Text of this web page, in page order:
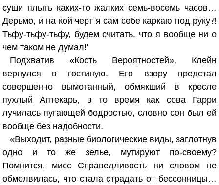
суши плыть каких-то жалких семь-восемь часов…
Дерьмо, и на кой черт я сам себе каркаю под руку⁈
Тьфу-тьфу-тьфу, будем считать, что я вообще ни о
чем таком не думал!'
Подхватив «Кость Вероятностей», Клейн
вернулся в гостиную. Его взору предстал
совершенно вымотанный, обмякший в кресле
пухлый Аптекарь, в то время как сова Гарри
лучилась пугающей бодростью, словно сон был ей
вообще без надобности.
«Выходит, разные биологические виды, заглотнув
одно и то же зелье, мутируют по-своему?
Помнится, мисс Справедливость ни словом не
обмолвилась, что стала страдать от бессонницы…